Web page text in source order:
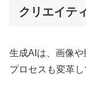
クリエイテ
生成AIは、画像
プロセスも変革し